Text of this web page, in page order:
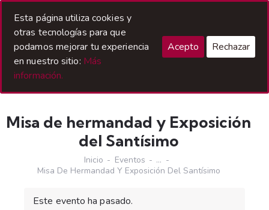
Misa de hermandad y Exposición
del Santísimo
Inicio Eventos
...
Misa De Hermandad Y Exposición Del Santísimo
Este evento ha pasado.
Esta página utiliza cookies y
otras tecnologías para que
podamos mejorar tu experiencia
en nuestro sitio: Más
información.
Acepto Rechazar